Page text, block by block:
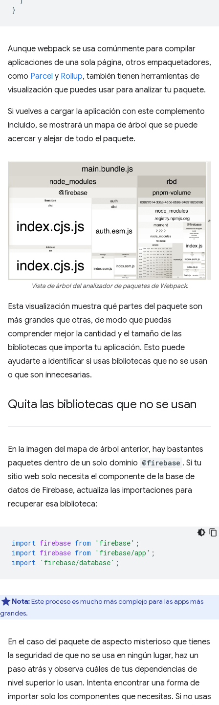
}
Aunque webpack se usa comúnmente para compilar
aplicaciones de una sola página, otros empaquetadores,
como Parcel y Rollup, también tienen herramientas de
visualización que puedes usar para analizar tu paquete.
Si vuelves a cargar la aplicación con este complemento
incluido, se mostrará un mapa de árbol que se puede
acercar y alejar de todo el paquete.
Vista de árbol del analizador de paquetes de Webpack.
Esta visualización muestra qué partes del paquete son
más grandes que otras, de modo que puedas
comprender mejor la cantidad y el tamaño de las
bibliotecas que importa tu aplicación. Esto puede
ayudarte a identificar si usas bibliotecas que no se usan
o que son innecesarias.
Quita las bibliotecas que no se usan
En la imagen del mapa de árbol anterior, hay bastantes
paquetes dentro de un solo dominio @firebase . Si tu
sitio web solo necesita el componente de la base de
datos de Firebase, actualiza las importaciones para
recuperar esa biblioteca:
import firebase from 'firebase' ;
import firebase from 'firebase/app' ;
import 'firebase/database' ;
Nota:Este proceso es mucho más complejo para las apps más
grandes.
En el caso del paquete de aspecto misterioso que tienes
la seguridad de que no se usa en ningún lugar, haz un
paso atrás y observa cuáles de tus dependencias de
nivel superior lo usan. Intenta encontrar una forma de
importar solo los componentes que necesitas. Si no usas